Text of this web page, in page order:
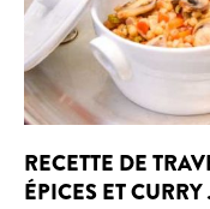
RECETTE DE
ÉPICES ET